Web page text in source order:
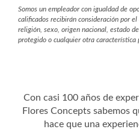
Somos un empleador con igualdad de
calificados recibirán consideración por
religión, sexo, origen nacional, estado
protegido o cualquier otra característica
Con casi 100 años de
Flores Concepts sabemos
hace que una